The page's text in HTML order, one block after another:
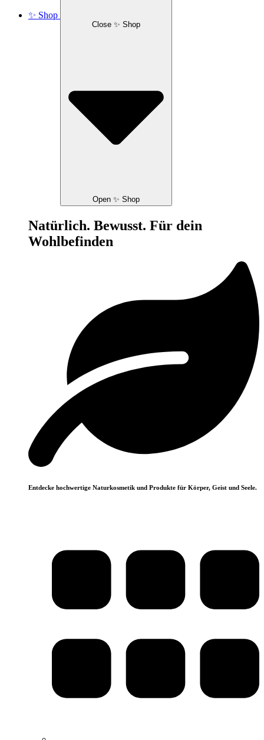
✨ Shop
Close ✨ Shop
Open ✨ Shop
Natürlich. Bewusst. Für dein
Wohlbefinden
Entdecke hochwertige Naturkosmetik und Produkte für Körper, Geist und Seele.